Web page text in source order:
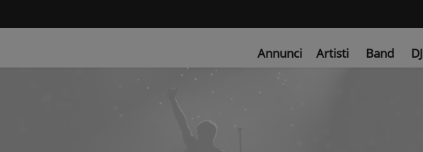
Annunci Artisti Band DJ